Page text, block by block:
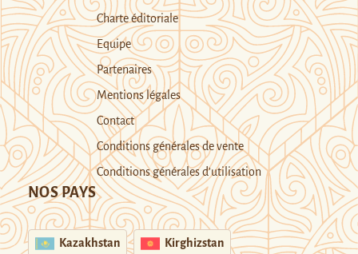
Charte éditoriale
Equipe
Partenaires
Mentions légales
Contact
Conditions générales de vente
Conditions générales d’utilisation
NOS PAYS
Kazakhstan Kirghizstan